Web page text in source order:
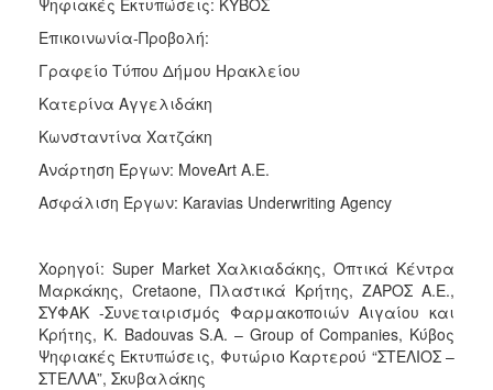
Επικοινωνία-Προβολή:
Γραφείο Τύπου Δήμου Ηρακλείου
Κατερίνα Αγγελιδάκη
Κωνσταντίνα Χατζάκη
Ανάρτηση Έργων: MoveArt A.E.
Ασφάλιση Έργων: Karavias Underwriting Agency
Χορηγοί: Super Market Χαλκιαδάκης, Οπτικά Κέντρα
Μαρκάκης, Cretaone, Πλαστικά Κρήτης, ΖΑΡΟΣ Α.Ε.,
ΣΥΦΑΚ -Συνεταιρισμός Φαρμακοποιών Αιγαίου και
Κρήτης, K. Badouvas S.A. – Group of Companies, Κύβος
Ψηφιακές Εκτυπώσεις, Φυτώριο Καρτερού “ΣΤΕΛΙΟΣ –
ΣΤΕΛΛΑ”, Σκυβαλάκης